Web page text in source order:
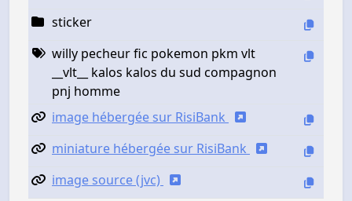
sticker
willy pecheur fic pokemon pkm vlt
__vlt__ kalos kalos du sud compagnon
pnj homme
image hébergée sur RisiBank
miniature hébergée sur RisiBank
image source (jvc)